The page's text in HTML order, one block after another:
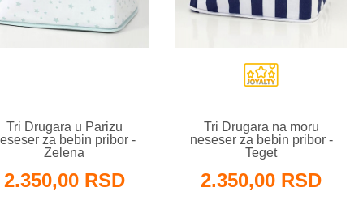
Tri Drugara u Parizu
za bebin pribor -
Zelena
2.350,00 RSD
Tri Drugara na moru
neseser za bebin pribor -
Teget
2.350,00 RSD